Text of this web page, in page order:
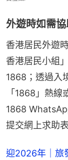
外遊時如需
香港居民外遊
香港居民小組
1868；透過入
「1868」熱
1868
提交網上求助
迎2026年｜旅